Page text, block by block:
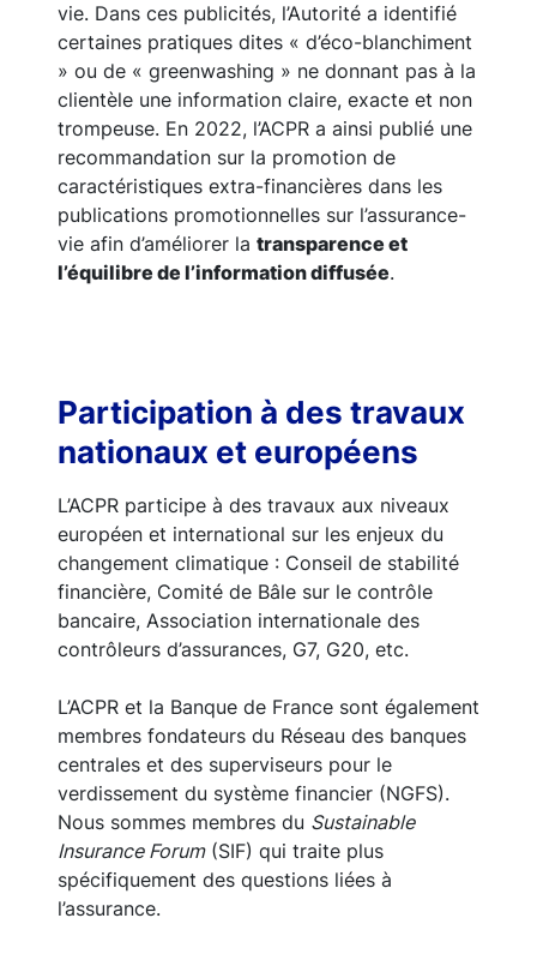
vie. Dans ces publicités, l’Autorité a identifié
certaines pratiques dites « d’éco-blanchiment
» ou de « greenwashing » ne donnant pas à la
clientèle une information claire, exacte et non
trompeuse. En 2022, l’ACPR a ainsi publié une
recommandation sur la promotion de
caractéristiques extra-financières dans les
publications promotionnelles sur l’assurance-
vie afin d’améliorer la transparence et
l’équilibre de l’information diffusée.
Participation à des travaux
nationaux et européens
L’ACPR participe à des travaux aux niveaux
européen et international sur les enjeux du
changement climatique : Conseil de stabilité
financière, Comité de Bâle sur le contrôle
bancaire, Association internationale des
contrôleurs d’assurances, G7, G20, etc.
L’ACPR et la Banque de France sont également
membres fondateurs du Réseau des banques
centrales et des superviseurs pour le
verdissement du système financier (NGFS).
Nous sommes membres du Sustainable
Insurance Forum(SIF) qui traite plus
spécifiquement des questions liées à
l’assurance.